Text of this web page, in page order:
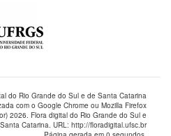
do Rio Grande do Sul e de Santa Catarina
com o Google Chrome ou Mozilla Firefox
2026. Flora digital do Rio Grande do Sul e
Catarina. URL: http://floradigital.ufsc.br